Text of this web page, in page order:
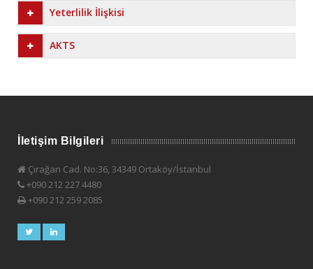
Yeterlilik İlişkisi
AKTS
İletişim Bilgileri
Çırağan Cad. No:36, 34349 Ortaköy/İstanbul
+090 212 227 4480
+090 212 259 2085